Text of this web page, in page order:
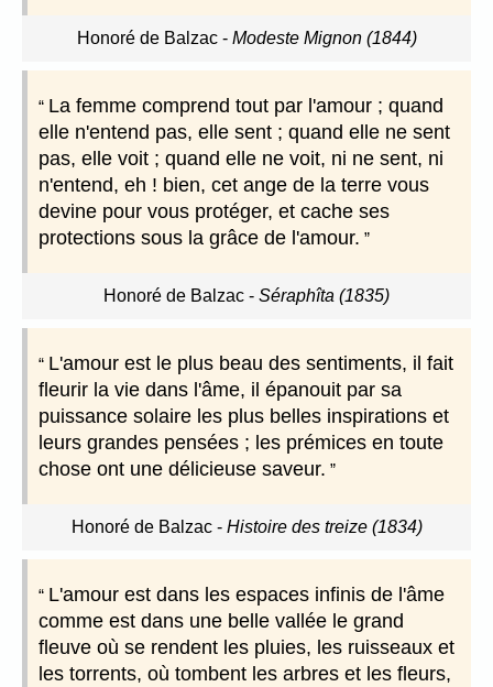
Honoré de Balzac- Modeste Mignon (1844)
La femme comprend tout par l'amour ; quand
elle n'entend pas, elle sent ; quand elle ne sent
pas, elle voit ; quand elle ne voit, ni ne sent, ni
n'entend, eh ! bien, cet ange de la terre vous
devine pour vous protéger, et cache ses
protections sous la grâce de l'amour.
Honoré de Balzac - Séraphîta (1835)
L'amour est le plus beau des sentiments, il fait
fleurir la vie dans l'âme, il épanouit par sa
puissance solaire les plus belles inspirations et
leurs grandes pensées ; les prémices en toute
chose ont une délicieuse saveur.
Honoré de Balzac- Histoire des treize (1834)
L'amour est dans les espaces infinis de l'âme
comme est dans une belle vallée le grand
fleuve où se rendent les pluies, les ruisseaux et
les torrents, où tombent les arbres et les fleurs,